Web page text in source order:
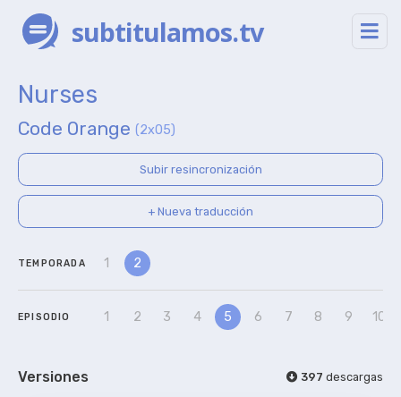
subtitulamos.tv
Nurses
Code Orange (2x05)
Subir resincronización
+ Nueva traducción
TEMPORADA 1 2
EPISODIO 1 2 3 4 5 6 7 8 9 10
Versiones 397 descargas